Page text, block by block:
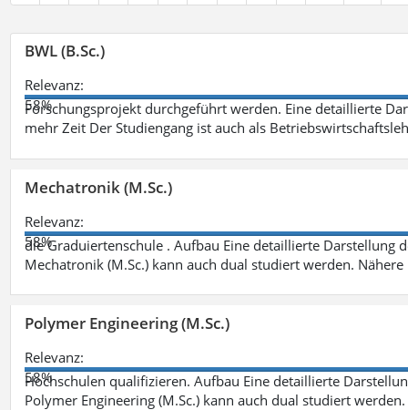
BWL (B.Sc.)
Relevanz:
58%
Forschungsprojekt durchgeführt werden. Eine detaillierte
mehr Zeit Der Studiengang ist auch als
Mechatronik (M.Sc.)
Relevanz:
58%
die Graduiertenschule . Aufbau Eine detaillierte Darstellung
Mechatronik (M.Sc.) kann auch dual studiert werden.
Polymer Engineering (M.Sc.)
Relevanz:
58%
Hochschulen qualifizieren. Aufbau Eine detaillierte
Polymer Engineering (M.Sc.) kann auch dual studiert